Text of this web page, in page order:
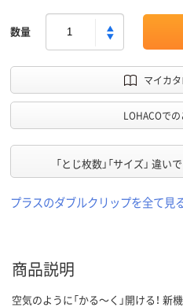
数量
マイカ
LOHACOで
「とじ枚数」「サイズ」 違い
プラスのダブルクリップを全て見
商品説明
空気のように「かる～く」開ける！ 新